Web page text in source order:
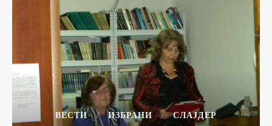
ВЕСТИ ИЗБРАНИ СЛАЈДЕР